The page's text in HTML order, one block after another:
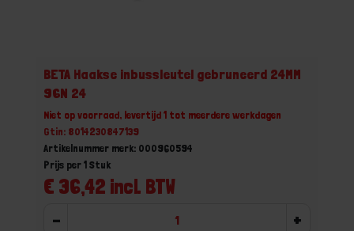
BETA Haakse inbussleutel gebruneerd 24MM
96N 24
Niet op voorraad, levertijd 1 tot meerdere werkdagen
Gtin: 8014230847139
Artikelnummer merk: 000960594
€ 36,42 incl. BTW
Prijs per 1 Stuk
- +